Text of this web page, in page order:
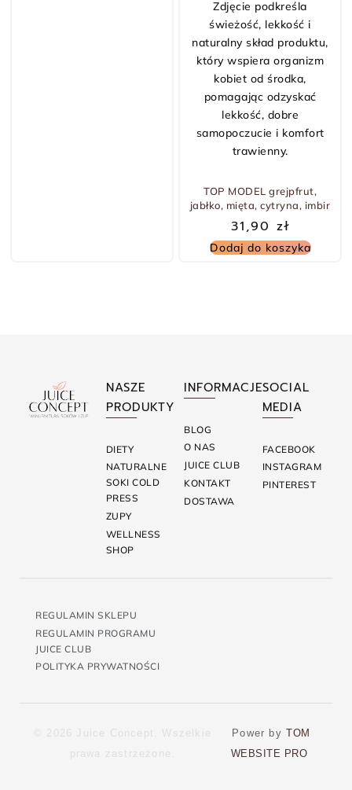
TOP MODEL grejpfrut,
jabłko, mięta, cytryna, imbir
31,90 zł
Dodaj do koszyka
NASZE
PRODUKTY
DIETY
NATURALNE
SOKI COLD
PRESS
ZUPY
WELLNESS
SHOP
INFORMACJE
BLOG
O NAS
JUICE CLUB
KONTAKT
DOSTAWA
SOCIAL
MEDIA
FACEBOOK
INSTAGRAM
PINTEREST
REGULAMIN SKLEPU
REGULAMIN PROGRAMU
JUICE CLUB
POLITYKA PRYWATNOŚCI
Power byTOM
WEBSITE PRO